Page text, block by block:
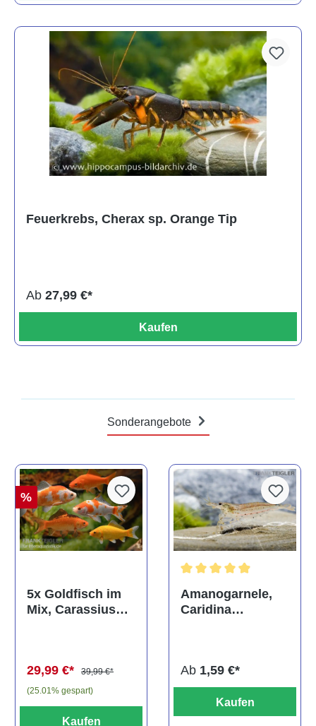
Feuerkrebs, Cherax sp. Orange Tip
Ab 27,99 €*
Kaufen
Sonderangebote
%
5x Goldfisch im
Mix, Carassius
29,99 €*
39,99 €*
(25.01% gespart)
Kaufen
Amanogarnele,
Caridina
Ab 1,59 €*
Kaufen